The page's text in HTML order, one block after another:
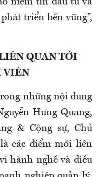
niềm tin đầu tư và
triển bền vững”,
QUAN TỚI
VIÊN
những nội dung
Hưng Quang,
& Cộng sự, Chủ
các điểm mới liên
hành nghề và điều